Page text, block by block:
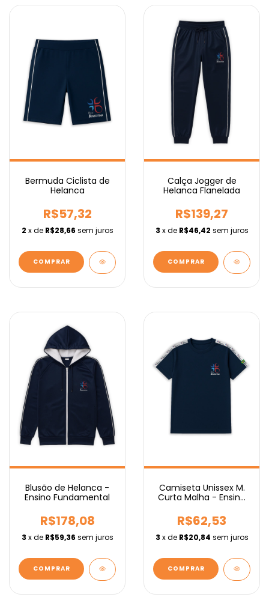
Bermuda Ciclista de
Helanca
R$57,32
2 x de R$28,66 sem juros
COMPRAR
Calça Jogger de
Helanca Flanelada
R$139,27
3 x de R$46,42 sem juros
COMPRAR
Blusão de Helanca -
Ensino Fundamental
R$178,08
3 x de R$59,36 sem juros
COMPRAR
Camiseta Unissex M.
Curta Malha - Ensino
R$62,53
3 x de R$20,84 sem juros
COMPRAR